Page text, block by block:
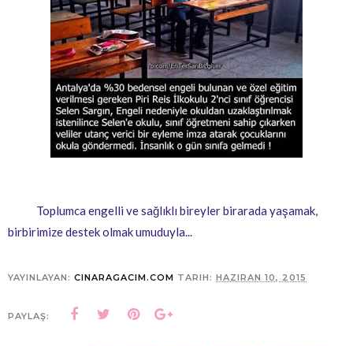
Toplumca engelli ve sağlıklı bireyler birarada yaşamak,
birbirimize destek olmak umuduyla...
YAYINLAYAN: CINARAGACIM.COM TARIH: HAZIRAN 10, 2015
PAYLAŞ: